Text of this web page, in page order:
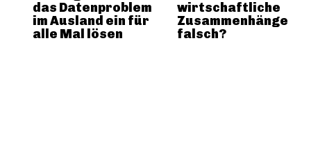
das Datenproblem
im Ausland ein für
alle Mal lösen
wirtschaftliche
Zusammenhänge
falsch?